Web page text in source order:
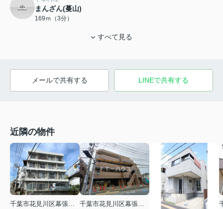
まんざん(蔓山)
169ｍ（3分）
すべて見る
メールで共有する LINEで共有する
近隣の物件
千葉市花見川区幕張本郷２丁目
千葉市花見川区幕張町５丁目